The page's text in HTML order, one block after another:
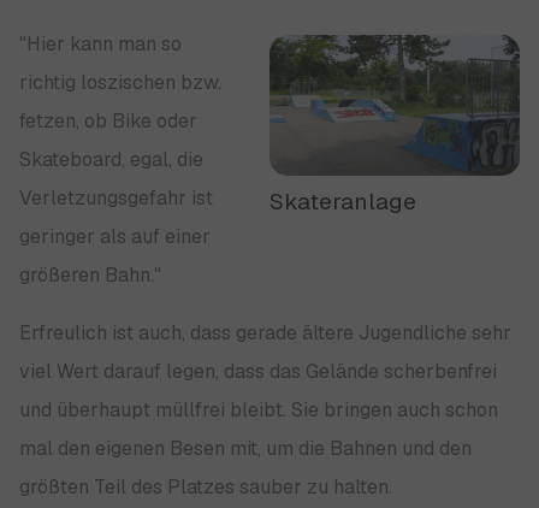
Skateranlage
"Hier kann man so
richtig loszischen bzw.
fetzen, ob Bike oder
Skateboard, egal, die
Verletzungsgefahr ist
geringer als auf einer
größeren Bahn."
Erfreulich ist auch, dass gerade ältere Jugendliche sehr
viel Wert darauf legen, dass das Gelände scherbenfrei
und überhaupt müllfrei bleibt. Sie bringen auch schon
mal den eigenen Besen mit, um die Bahnen und den
größten Teil des Platzes sauber zu halten.